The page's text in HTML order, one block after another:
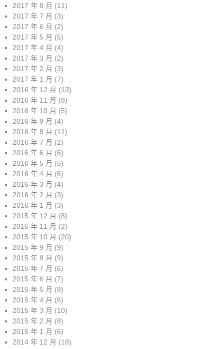
2017 年 8 月 (11)
2017 年 7 月 (3)
2017 年 6 月 (2)
2017 年 5 月 (5)
2017 年 4 月 (4)
2017 年 3 月 (2)
2017 年 2 月 (3)
2017 年 1 月 (7)
2016 年 12 月 (13)
2016 年 11 月 (8)
2016 年 10 月 (5)
2016 年 9 月 (4)
2016 年 8 月 (11)
2016 年 7 月 (2)
2016 年 6 月 (6)
2016 年 5 月 (5)
2016 年 4 月 (6)
2016 年 3 月 (4)
2016 年 2 月 (3)
2016 年 1 月 (3)
2015 年 12 月 (8)
2015 年 11 月 (2)
2015 年 10 月 (20)
2015 年 9 月 (9)
2015 年 8 月 (9)
2015 年 7 月 (6)
2015 年 6 月 (7)
2015 年 5 月 (8)
2015 年 4 月 (6)
2015 年 3 月 (10)
2015 年 2 月 (8)
2015 年 1 月 (6)
2014 年 12 月 (18)